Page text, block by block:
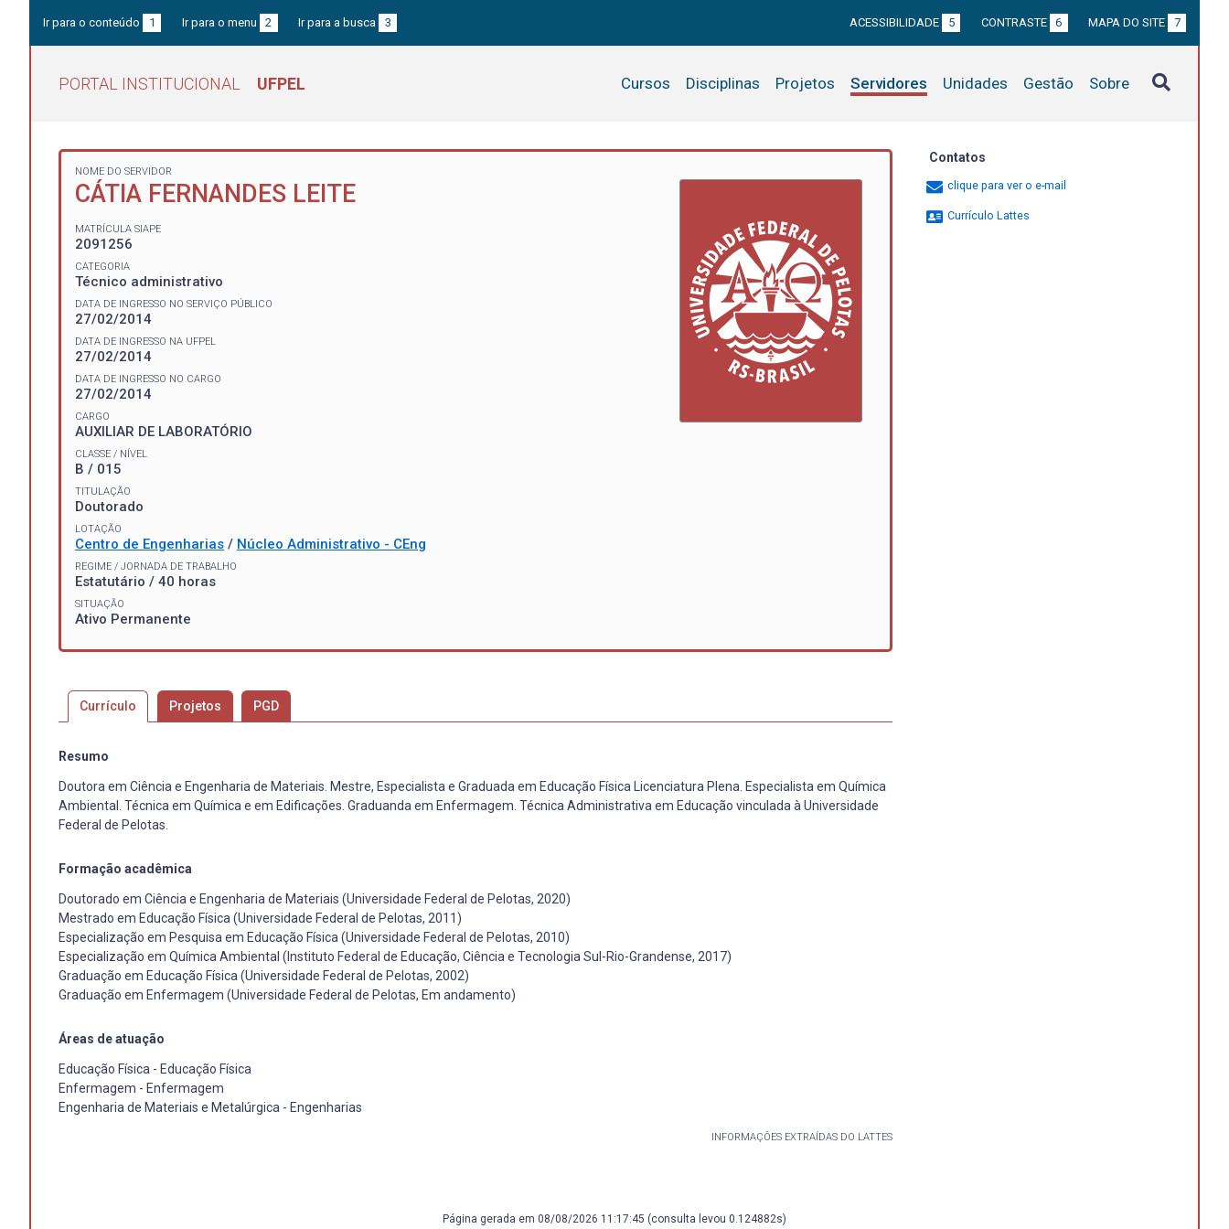
Ir para o conteúdo 1 Ir para o menu 2 Ir para a busca 3 ACESSIBILIDADE 5 CONTRASTE 6 MAPA DO SITE 7
PORTAL INSTITUCIONAL UFPEL Cursos Disciplinas Projetos Servidores Unidades Gestão Sobre
NOME DO SERVIDOR
CÁTIA FERNANDES LEITE
MATRÍCULA SIAPE
2091256
CATEGORIA
Técnico administrativo
DATA DE INGRESSO NO SERVIÇO PÚBLICO
27/02/2014
DATA DE INGRESSO NA UFPEL
27/02/2014
DATA DE INGRESSO NO CARGO
27/02/2014
CARGO
AUXILIAR DE LABORATÓRIO
CLASSE / NÍVEL
B / 015
TITULAÇÃO
Doutorado
LOTAÇÃO
Centro de Engenharias / Núcleo Administrativo - CEng
REGIME / JORNADA DE TRABALHO
Estatutário / 40 horas
SITUAÇÃO
Ativo Permanente
Currículo Projetos PGD
Resumo
Doutora em Ciência e Engenharia de Materiais. Mestre, Especialista e Graduada em Educação Física Licenciatura Plena. Especialista em Química
Ambiental. Técnica em Química e em Edificações. Graduanda em Enfermagem. Técnica Administrativa em Educação vinculada à Universidade
Federal de Pelotas.
Formação acadêmica
Doutorado em Ciência e Engenharia de Materiais (Universidade Federal de Pelotas, 2020)
Mestrado em Educação Física (Universidade Federal de Pelotas, 2011)
Especialização em Pesquisa em Educação Física (Universidade Federal de Pelotas, 2010)
Especialização em Química Ambiental (Instituto Federal de Educação, Ciência e Tecnologia Sul-Rio-Grandense, 2017)
Graduação em Educação Física (Universidade Federal de Pelotas, 2002)
Graduação em Enfermagem (Universidade Federal de Pelotas, Em andamento)
Áreas de atuação
Educação Física - Educação Física
Enfermagem - Enfermagem
Engenharia de Materiais e Metalúrgica - Engenharias
INFORMAÇÕES EXTRAÍDAS DO LATTES
Contatos
clique para ver o e-mail
Currículo Lattes
Página gerada em 08/08/2026 11:17:45 (consulta levou 0.124882s)